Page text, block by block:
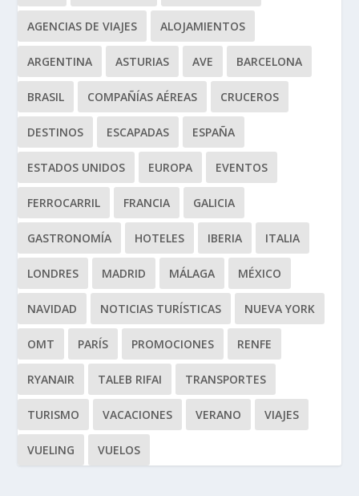
AGENCIAS DE VIAJES ALOJAMIENTOS
ARGENTINA ASTURIAS AVE BARCELONA
BRASIL COMPAÑÍAS AÉREAS CRUCEROS
DESTINOS ESCAPADAS ESPAÑA
ESTADOS UNIDOS EUROPA EVENTOS
FERROCARRIL FRANCIA GALICIA
GASTRONOMÍA HOTELES IBERIA ITALIA
LONDRES MADRID MÁLAGA MÉXICO
NAVIDAD NOTICIAS TURÍSTICAS NUEVA YORK
OMT PARÍS PROMOCIONES RENFE
RYANAIR TALEB RIFAI TRANSPORTES
TURISMO VACACIONES VERANO VIAJES
VUELING VUELOS